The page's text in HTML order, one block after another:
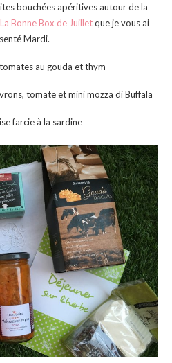
bouchées apéritives autour de la
La Bonne Box de Juilletque je vous ai
Mardi.
au gouda et thym
tomate et mini mozza di Buffala
farcie à la sardine